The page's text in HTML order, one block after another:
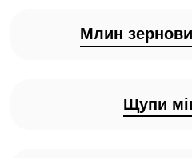
Млин
Щупи